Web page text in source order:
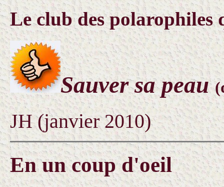
Le club des polarophiles
Sauver sa peau
JH (janvier 2010)
En un coup d'oeil